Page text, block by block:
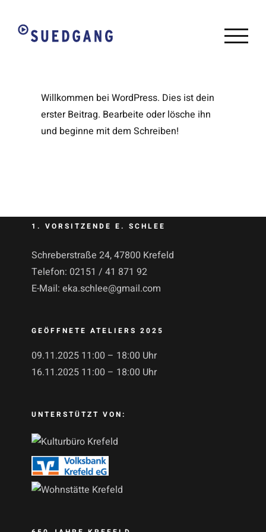
Inhalt
springen
Willkommen bei WordPress. Dies ist dein
erster Beitrag. Bearbeite oder lösche ihn
und beginne mit dem Schreiben!
1. VORSITZENDE E. SCHLEE
Schreberstraße 24, 47800 Krefeld
Telefon: 02151 / 41 871 92
E-Mail: eka.schlee@gmail.com
GEÖFFNETE ATELIERS 2025
09.11.2025 11:00 – 18:00 Uhr
16.11.2025 11:00 – 18:00 Uhr
UNTERSTÜTZT VON: